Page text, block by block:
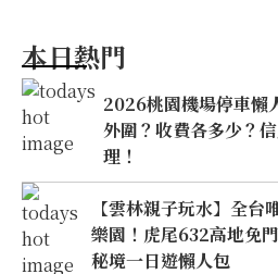
本日熱門
2026桃園機場停車懶
外圍？收費各多少？
理！
【雲林親子玩水】全
樂園！虎尾632高地免
秘境一日遊懶人包